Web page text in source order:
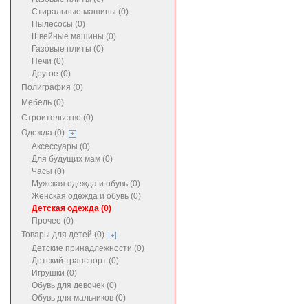
Стиральные машины (0)
Пылесосы (0)
Швейные машины (0)
Газовые плиты (0)
Печи (0)
Другое (0)
Полиграфия (0)
Мебель (0)
Строительство (0)
Одежда (0)
Аксессуары (0)
Для будущих мам (0)
Часы (0)
Мужская одежда и обувь (0)
Женская одежда и обувь (0)
Детская одежда (0)
Прочее (0)
Товары для детей (0)
Детские принадлежности (0)
Детский транспорт (0)
Игрушки (0)
Обувь для девочек (0)
Обувь для мальчиков (0)